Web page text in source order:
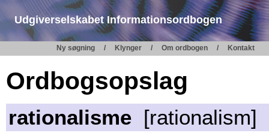
Udgiverselskabet Informationsordbogen
Ny søgning Klynger Om ordbogen Kontakt
Ordbogsopslag
rationalisme [rationalism]